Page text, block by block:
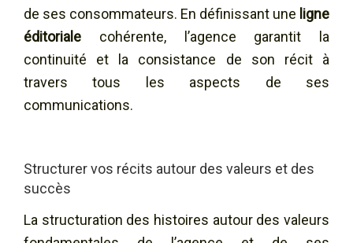
de ses consommateurs. En définissant une ligne
éditoriale cohérente, l’agence garantit la
continuité et la consistance de son récit à
travers tous les aspects de ses
communications.
Structurer vos récits autour des valeurs et des
succès
La structuration des histoires autour des valeurs